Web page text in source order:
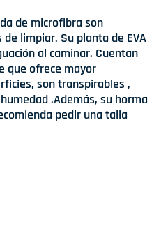
de microfibra son
limpiar. Su planta de EVA
al caminar. Cuentan
que ofrece mayor
son transpirables ,
.Además, su horma
pedir una talla